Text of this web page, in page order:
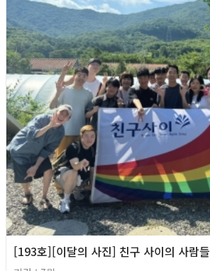
[193호][이달의 사진] 친구 사이의 사람들